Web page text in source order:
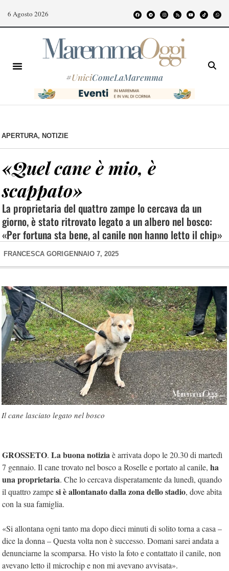
6 Agosto 2026
#UniciComeLaMaremma
APERTURA, NOTIZIE
«Quel cane è mio, è
scappato»
La proprietaria del quattro zampe lo cercava da un
giorno, è stato ritrovato legato a un albero nel bosco:
«Per fortuna sta bene, al canile non hanno letto il chip»
FRANCESCA GORI GENNAIO 7, 2025
Il cane lasciato legato nel bosco
GROSSETO. La buona notiziaè arrivata dopo le 20.30 di martedì
7 gennaio. Il cane trovato nel bosco a Roselle e portato al canile, ha
una proprietaria. Che lo cercava disperatamente da lunedì, quando
il quattro zampesi è allontanato dalla zona dello stadio, dove abita
con la sua famiglia.
«Si allontana ogni tanto ma dopo dieci minuti di solito torna a casa –
dice la donna – Questa volta non è successo. Domani sarei andata a
denunciarne la scomparsa. Ho visto la foto e contattato il canile, non
avevano letto il microchip e non mi avevano avvisata».